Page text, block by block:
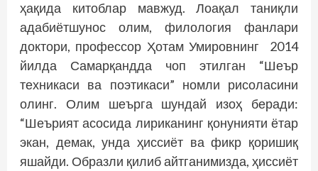
ҳақида китоблар мавжуд. Лоақал таниқли
адабиётшунос олим, филология фанлари
доктори, профессор Ҳотам Умировнинг 2014
йилда Самарқандда чоп этилган “Шеър
техникаси ва поэтикаси” номли рисоласини
олинг. Олим шеърга шундай изоҳ беради:
“Шеърият асосида лириканинг қонунияти ётар
экан, демак, унда ҳиссиёт ва фикр қоришиқ
яшайди. Образли қилиб айтганимизда, ҳиссиёт